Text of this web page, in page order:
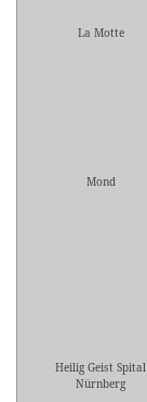
La Motte
Mond
Heilig Geist Spital
Nürnberg